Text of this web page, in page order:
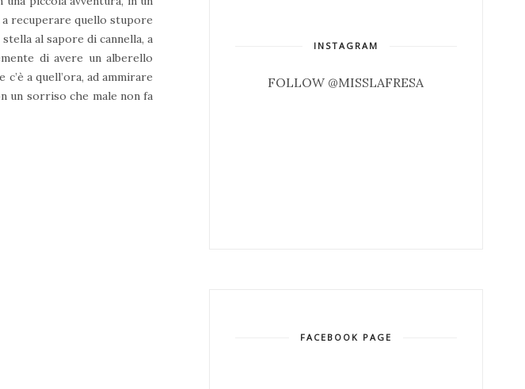
a recuperare quello stupore
al sapore di cannella, a
di avere un alberello
a quell’ora, ad ammirare
un sorriso che male non fa
INSTAGRAM
FOLLOW @MISSLAFRESA
FACEBOOK PAGE